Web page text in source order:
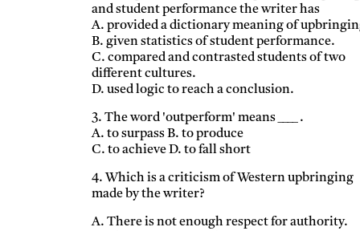
and student performance the writer has
A. provided a dictionary meaning of
B. given statistics of student performance.
C. compared and contrasted students of two
different cultures.
D. used logic to reach a conclusion.
3. The word 'outperform' means ____ .
A. to surpass B. to produce
C. to achieve D. to fall short
4. Which is a criticism of Western upbringing
made by the writer?
A. There is not enough respect for authority.